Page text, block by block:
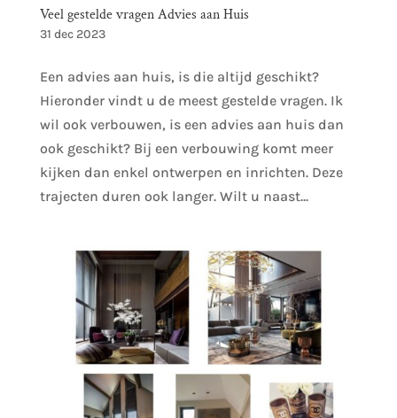
Veel gestelde vragen Advies aan Huis
31 dec 2023
Een advies aan huis, is die altijd geschikt?
Hieronder vindt u de meest gestelde vragen. Ik
wil ook verbouwen, is een advies aan huis dan
ook geschikt? Bij een verbouwing komt meer
kijken dan enkel ontwerpen en inrichten. Deze
trajecten duren ook langer. Wilt u naast...